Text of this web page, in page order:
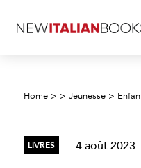
Home > >Jeunesse >
LIVRES 4 août 2023